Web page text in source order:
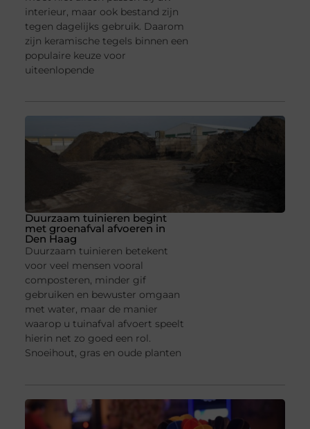
interieur, maar ook bestand zijn
tegen dagelijks gebruik. Daarom
zijn keramische tegels binnen een
populaire keuze voor
uiteenlopende
Duurzaam tuinieren begint
met groenafval afvoeren in
Den Haag
Duurzaam tuinieren betekent
voor veel mensen vooral
composteren, minder gif
gebruiken en bewuster omgaan
met water, maar de manier
waarop u tuinafval afvoert speelt
hierin net zo goed een rol.
Snoeihout, gras en oude planten